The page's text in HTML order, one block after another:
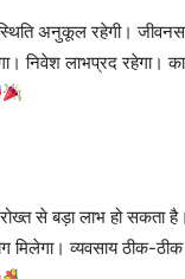
अनुकूल रहेगी।
निवेश लाभप्रद रहेगा।
से बड़ा लाभ हो सकता
मिलेगा। व्यवसाय ठीक-